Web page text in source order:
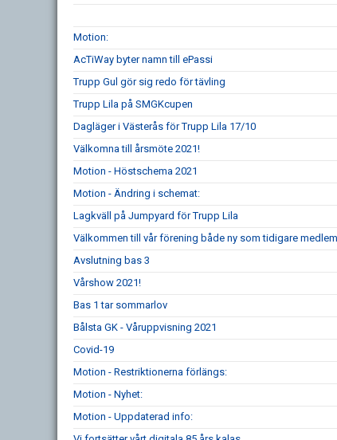
Motion:
AcTiWay byter namn till ePassi
Trupp Gul gör sig redo för tävling
Trupp Lila på SMGKcupen
Dagläger i Västerås för Trupp Lila 17/10
Välkomna till årsmöte 2021!
Motion - Höstschema 2021
Motion - Ändring i schemat:
Lagkväll på Jumpyard för Trupp Lila
Välkommen till vår förening både ny som tidigare
Avslutning bas 3
Vårshow 2021!
Bas 1 tar sommarlov
Bålsta GK - Våruppvisning 2021
Covid-19
Motion - Restriktionerna förlängs:
Motion - Nyhet:
Motion - Uppdaterad info: